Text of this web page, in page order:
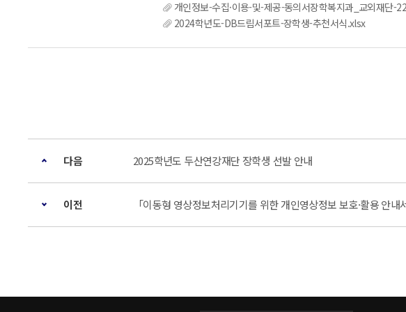
개인정보-수집·이용-및-제공-동의서장학복지과_교외재단-
2024학년도-DB드림서포트-장학생-추천서식.xlsx
다음 2025학년도 두산연강재단 장학생 선발 안내
이전 「이동형 영상정보처리기기를 위한 개인영상정보 보호·활용 안내